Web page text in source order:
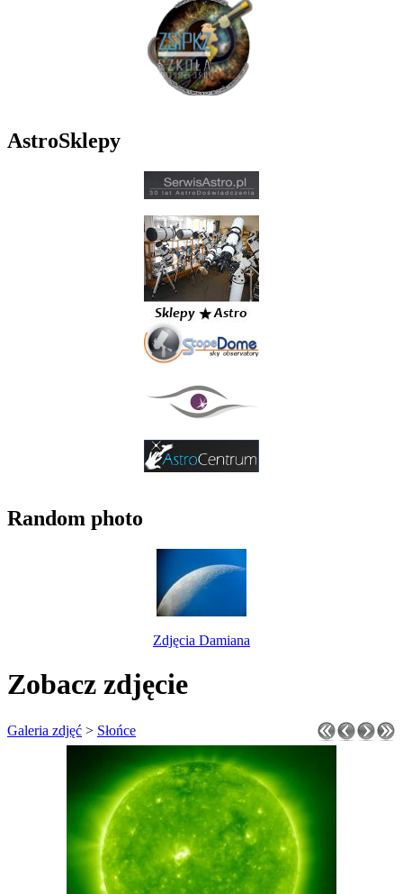
AstroSklepy
Random photo
Zdjęcia Damiana
Zobacz zdjęcie
Galeria zdjęć > Słońce